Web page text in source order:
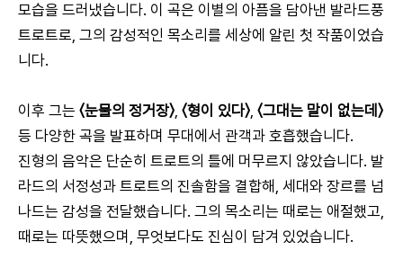
모습을 드러냈습니다. 이 곡은 이별의 아픔을 담아낸 발라드풍
트로트로, 그의 감성적인 목소리를 세상에 알린 첫 작품이었습
니다.
이후 그는 〈눈물의 정거장〉, 〈형이 있다〉, 〈그대는 말이 없는데〉
등 다양한 곡을 발표하며 무대에서 관객과 호흡했습니다.
진형의 음악은 단순히 트로트의 틀에 머무르지 않았습니다. 발
라드의 서정성과 트로트의 진솔함을 결합해, 세대와 장르를 넘
나드는 감성을 전달했습니다. 그의 목소리는 때로는 애절했고,
때로는 따뜻했으며, 무엇보다도 진심이 담겨 있었습니다.